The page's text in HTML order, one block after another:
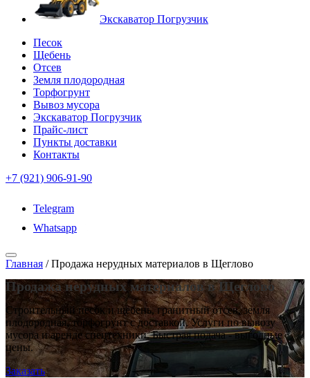
Экскаватор Погрузчик
Песок
Щебень
Отсев
Земля плодородная
Торфогрунт
Вывоз мусора
Экскаватор Погрузчик
Прайс-лист
Пункты доставки
Контакты
+7 (921) 906-91-90
Telegram
Whatsapp
Главная /Продажа нерудных материалов в Щеглово
Продажа нерудных материалов в Щеглово
Строительный песок и щебень, гранитный отсев, земля
плодородная, торфогрунт с доставкой. Услуги по вывозу
мусора и аренде спецтехники. Быстрая подача - выгодные
цены.
Заказать